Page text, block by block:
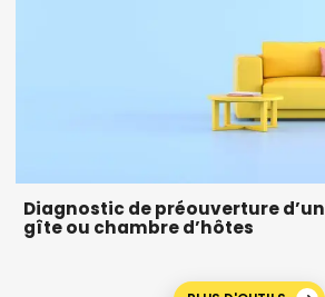
Diagnostic de préouverture d’un
gîte ou chambre d’hôtes